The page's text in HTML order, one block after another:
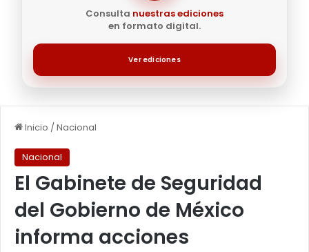
Consulta nuestras ediciones
en formato digital.
Ver ediciones
Inicio /Nacional
Nacional
El Gabinete de Seguridad
del Gobierno de México
informa acciones